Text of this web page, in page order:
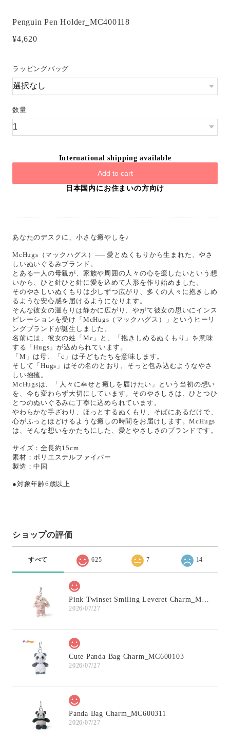
Penguin Pen Holder_MC400118
¥4,620
ラッピングバッグ
数量
International shipping available
Add to cart
日本国内にお住まいの方向け
あなたのデスクに、小さな癒やしを♪
McHugs（マックハグス）── 愛とぬくもりから生まれた、やさ
しいぬいぐるみブランド。
とある一人の母親が、家族や周囲の人々の心を癒したいという想
いから、ひと針ひと針に愛を込めて人形を作り始めました。
そのやさしいぬくもりは少しずつ広がり、多くの人々に抱きしめ
るような安心感を届けるようになります。
そんな彼女の温もりは静かに広がり、やがて彼女の思いにインス
ピレーションを受け「McHugs（マックハグス）」というヒーリ
ングブランドが誕生しました。
名前には、彼女の姓「Mc」と、「抱きしめるぬくもり」を意味
する「Hugs」が込められています。
「M」は母、「c」は子どもたちを意味します。
そして「Hugs」はその名のとおり、そっと包み込むようなやさ
しい抱擁。
McHugsは、「人々に幸せと癒しを届けたい」という当初の想い
を、今も変わらず大切にしています。そのやさしさは、ひとつひ
とつのぬいぐるみに丁寧に込められています。
やわらかな手ざわり、ほっとするぬくもり、そばにあるだけで、
心がふっとほどけるような癒しの時間をお届けします。McHugs
は、そんな想いをかたちにした、愛とやさしさのブランドです。
サイズ：全長約15cm
素材：ポリエステルファイバー
製造：中国
●対象年齢6歳以上
ショップの評価
すべて 625 7 14
Pink Twinset Smiling Leveret Charm_MC600145
2026/07/27
Cute Panda Bag Charm_MC600103
2026/07/27
Panda Bag Charm_MC600311
2026/07/27